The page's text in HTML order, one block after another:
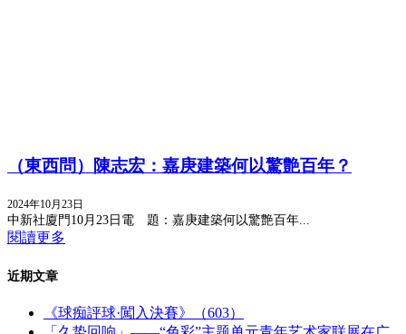
（東西問）陳志宏：嘉庚建築何以驚艶百年？
2024年10月23日
中新社廈門10月23日電 題：嘉庚建築何以驚艶百年...
閱讀更多
近期文章
《球痴評球·闖入決賽》（603）